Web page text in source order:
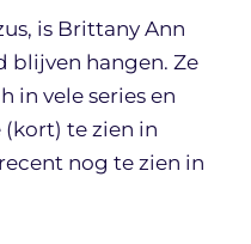
is Brittany Ann
blijven hangen. Ze
in vele series en
(kort) te zien in
nog te zien in